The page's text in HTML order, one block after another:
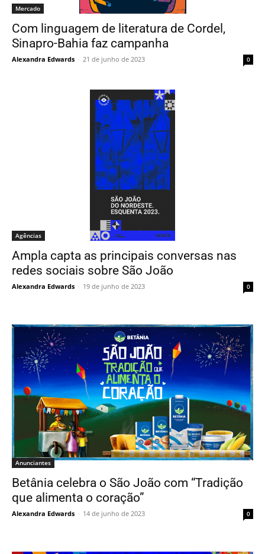
Mercado
Com linguagem de literatura de Cordel,
Sinapro-Bahia faz campanha
Alexandra Edwards - 21 de junho de 2023 0
Agências
Ampla capta as principais conversas nas
redes sociais sobre São João
Alexandra Edwards - 19 de junho de 2023 0
Anunciantes
Betânia celebra o São João com “Tradição
que alimenta o coração”
Alexandra Edwards - 14 de junho de 2023 0